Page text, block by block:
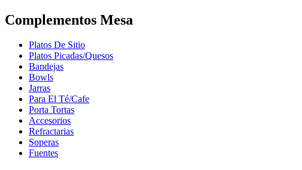
Complementos Mesa
Platos De Sitio
Platos Picadas/Quesos
Bandejas
Bowls
Jarras
Para El Té/Cafe
Porta Tortas
Accesorios
Refractarias
Soperas
Fuentes